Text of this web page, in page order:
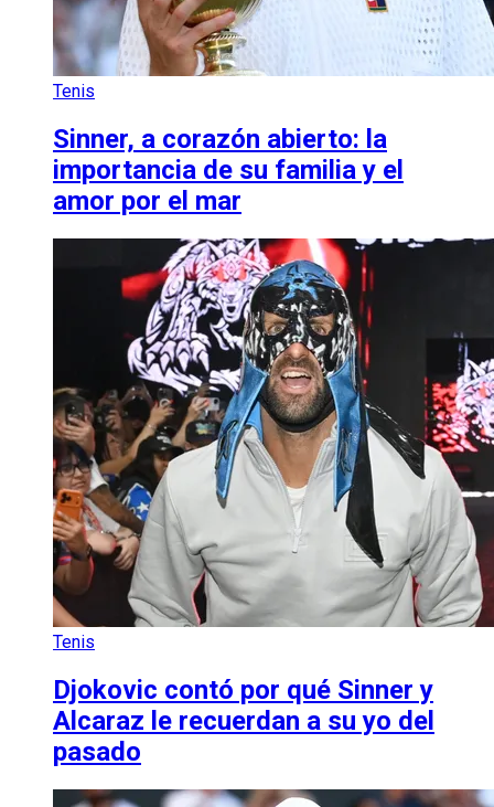
Tenis
Sinner, a corazón abierto: la
importancia de su familia y el
amor por el mar
Tenis
Djokovic contó por qué Sinner y
Alcaraz le recuerdan a su yo del
pasado